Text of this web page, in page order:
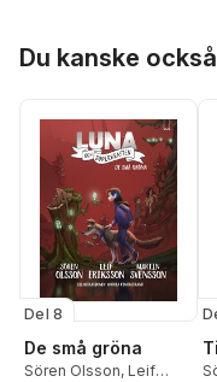
Du kanske
Del 8
De små gröna
Sören Olsson, Leif